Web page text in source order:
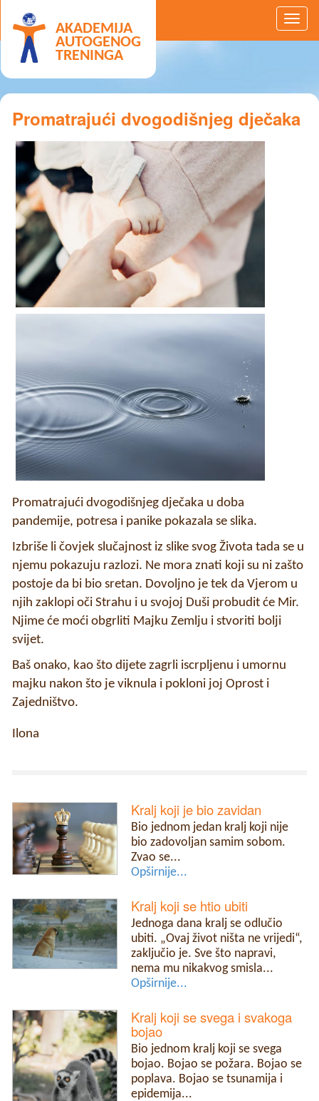
AKADEMIJA
AUTOGENOG
TRENINGA
Promatrajući dvogodišnjeg dječaka
Promatrajući dvogodišnjeg dječaka u doba
pandemije, potresa i panike pokazala se slika.
Izbriše li čovjek slučajnost iz slike svog Života tada se u
njemu pokazuju razlozi. Ne mora znati koji su ni zašto
postoje da bi bio sretan. Dovoljno je tek da Vjerom u
njih zaklopi oči Strahu i u svojoj Duši probudit će Mir.
Njime će moći obgrliti Majku Zemlju i stvoriti bolji
svijet.
Baš onako, kao što dijete zagrli iscrpljenu i umornu
majku nakon što je viknula i pokloni joj Oprost i
Zajedništvo.
Ilona
Kralj koji je bio zavidan
Bio jednom jedan kralj koji nije
bio zadovoljan samim sobom.
Zvao se...
Opširnije...
Kralj koji se htio ubiti
Jednoga dana kralj se odlučio
ubiti. „Ovaj život ništa ne vrijedi“,
zaključio je. Sve što napravi,
nema mu nikakvog smisla...
Opširnije...
Kralj koji se svega i svakoga
bojao
Bio jednom kralj koji se svega
bojao. Bojao se požara. Bojao se
poplava. Bojao se tsunamija i
epidemija...